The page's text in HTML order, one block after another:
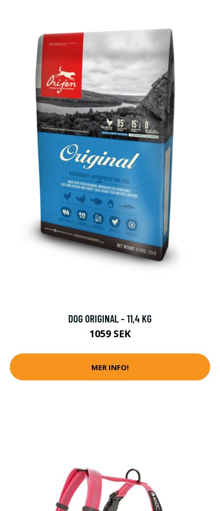
DOG ORIGINAL - 11,4 KG
1059 SEK
MER INFO!